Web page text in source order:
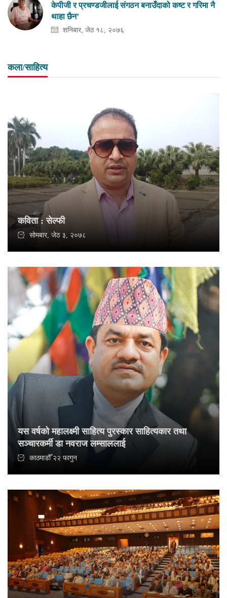
केपीजी र प्रचण्डजीलाई संगठन बनाउँदाको कष्ट र गरिमा नै
थाहा छैन’
शनिबार, जेठ १८, २०७६
कला/साहित्य
कविता : सेल्फी
सोमबार, जेठ ३, २०७८
यस वर्षको महालक्ष्मी साहित्य पुरस्कार साहित्यकार तथा
सञ्चारकर्मी डा नवराज लम्साललाई
काठमाडौँ २२ फागुन